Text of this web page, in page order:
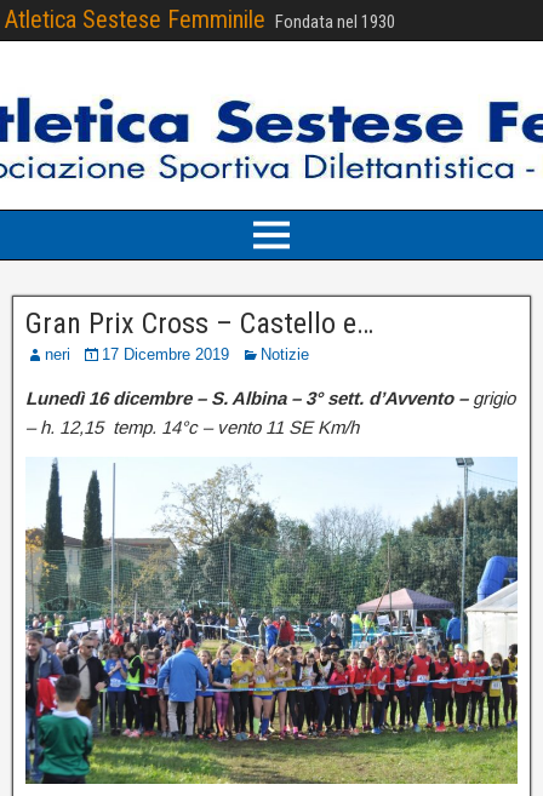
Atletica Sestese Femminile Fondata nel 1930
Gran Prix Cross – Castello e…
neri 17 Dicembre 2019 Notizie
Lunedì 16 dicembre – S. Albina – 3° sett. d’Avvento – grigio
– h. 12,15 temp. 14°c – vento 11 SE Km/h